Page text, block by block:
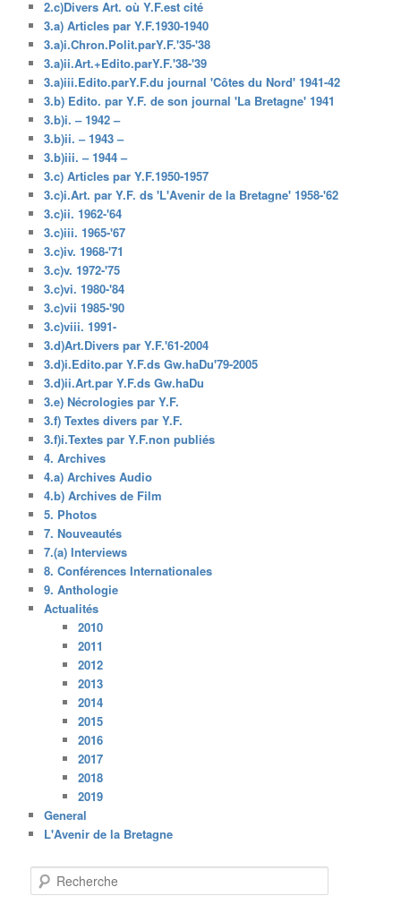
2.c)Divers Art. où Y.F.est cité
3.a) Articles par Y.F.1930-1940
3.a)i.Chron.Polit.parY.F.'35-'38
3.a)ii.Art.+Edito.parY.F.'38-'39
3.a)iii.Edito.parY.F.du journal 'Côtes du Nord' 1941-42
3.b) Edito. par Y.F. de son journal 'La Bretagne' 1941
3.b)i. – 1942 –
3.b)ii. – 1943 –
3.b)iii. – 1944 –
3.c) Articles par Y.F.1950-1957
3.c)i.Art. par Y.F. ds 'L'Avenir de la Bretagne' 1958-'62
3.c)ii. 1962-'64
3.c)iii. 1965-'67
3.c)iv. 1968-'71
3.c)v. 1972-'75
3.c)vi. 1980-'84
3.c)vii 1985-'90
3.c)viii. 1991-
3.d)Art.Divers par Y.F.'61-2004
3.d)i.Edito.par Y.F.ds Gw.haDu'79-2005
3.d)ii.Art.par Y.F.ds Gw.haDu
3.e) Nécrologies par Y.F.
3.f) Textes divers par Y.F.
3.f)i.Textes par Y.F.non publiés
4. Archives
4.a) Archives Audio
4.b) Archives de Film
5. Photos
7. Nouveautés
7.(a) Interviews
8. Conférences Internationales
9. Anthologie
Actualités
2010
2011
2012
2013
2014
2015
2016
2017
2018
2019
General
L'Avenir de la Bretagne
e